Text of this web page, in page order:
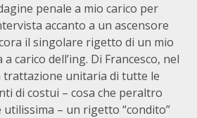
penale a mio carico per
accanto a un ascensore
il singolare rigetto di un mio
carico dell’ing. Di Francesco, nel
trattazione unitaria di tutte le
di costui – cosa che peraltro
– un rigetto “condito”